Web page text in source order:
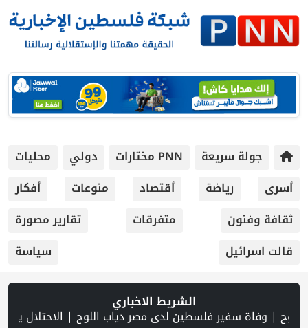
جولة سريعة PNN مختارات دولي
محليات
أسرى
رياضة أقتصاد منوعات
أفكار
ثقافة وفنون
متفرقات
تقارير مصورة
قالت اسرائيل
سياسة
الشريط الاخباري
بفعل الضغوط الأميركية | شهادات جنود تكشف تغوّل إرهاب المستوطنين وتواطؤ جيش الاحتلال في الضفة | قصف وإطلاق نار إسرائيلي متواصل يستهدف النازحين في غزة | الجيش الإسرائيلي: أنهينا 80% من "مشروع الشرق" على الحدود مع سوريا | الاحتلال يقتحم عدة قرى في نابلس ويداهم منازل ويستجوب مواطنين | اسعار صرف العملات | حملة في الولايات المتحدة تدعو الأطباء لمقاطعة الجمعية الطبية الأمريكية احتجاجاً على موقفها من غزة | مفاوضات هرمز تتقدم وسط مؤشرات على تهدئة | إسرائيل: مشروع إماراتي لإقامة مجمّع خيام في غزة تحت إشراف الجيش